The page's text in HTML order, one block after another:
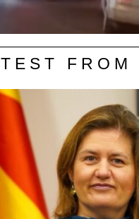
FROM